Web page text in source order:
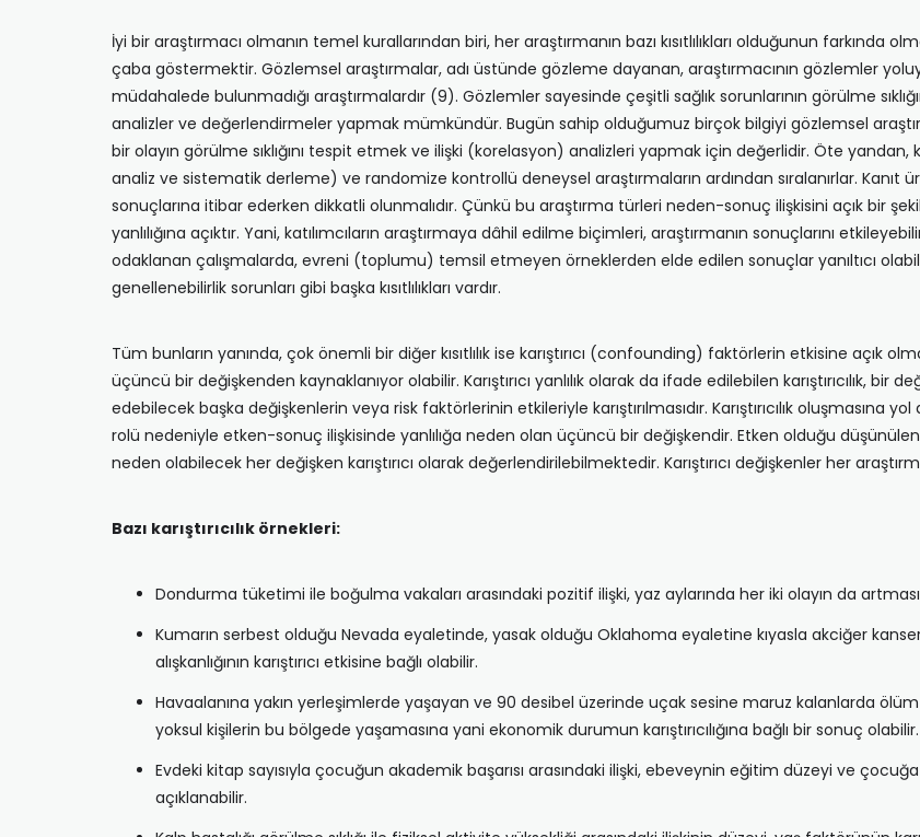
İyi bir araştırmacı olmanın temel kurallarından biri, her araştırmanın bazı kısıtlılıkları olduğunun farkında
çaba göstermektir. Gözlemsel araştırmalar, adı üstünde gözleme dayanan, araştırmacının gözlemler
müdahalede bulunmadığı araştırmalardır (9). Gözlemler sayesinde çeşitli sağlık sorunlarının görülme
analizler ve değerlendirmeler yapmak mümkündür. Bugün sahip olduğumuz birçok bilgiyi gözlemsel
bir olayın görülme sıklığını tespit etmek ve ilişki (korelasyon) analizleri yapmak için değerlidir. Öte
analiz ve sistematik derleme) ve randomize kontrollü deneysel araştırmaların ardından sıralanırlar. Kanıt
sonuçlarına itibar ederken dikkatli olunmalıdır. Çünkü bu araştırma türleri neden-sonuç ilişkisini açık bir
yanlılığına açıktır. Yani, katılımcıların araştırmaya dâhil edilme biçimleri, araştırmanın sonuçlarını
odaklanan çalışmalarda, evreni (toplumu) temsil etmeyen örneklerden elde edilen sonuçlar yanıltıcı
genellenebilirlik sorunları gibi başka kısıtlılıkları vardır.
Tüm bunların yanında, çok önemli bir diğer kısıtlılık ise karıştırıcı (confounding) faktörlerin etkisine açık
üçüncü bir değişkenden kaynaklanıyor olabilir. Karıştırıcı yanlılık olarak da ifade edilebilen karıştırıcılık,
edebilecek başka değişkenlerin veya risk faktörlerinin etkileriyle karıştırılmasıdır. Karıştırıcılık oluşmasına
rolü nedeniyle etken-sonuç ilişkisinde yanlılığa neden olan üçüncü bir değişkendir. Etken olduğu
neden olabilecek her değişken karıştırıcı olarak değerlendirilebilmektedir. Karıştırıcı değişkenler her
Bazı karıştırıcılık örnekleri:
Dondurma tüketimi ile boğulma vakaları arasındaki pozitif ilişki, yaz aylarında her iki olayın da
Kumarın serbest olduğu Nevada eyaletinde, yasak olduğu Oklahoma eyaletine kıyasla akciğer
alışkanlığının karıştırıcı etkisine bağlı olabilir.
Havaalanına yakın yerleşimlerde yaşayan ve 90 desibel üzerinde uçak sesine maruz kalanlarda ölüm
yoksul kişilerin bu bölgede yaşamasına yani ekonomik durumun karıştırıcılığına bağlı bir sonuç olabilir.
Evdeki kitap sayısıyla çocuğun akademik başarısı arasındaki ilişki, ebeveynin eğitim düzeyi ve
açıklanabilir.